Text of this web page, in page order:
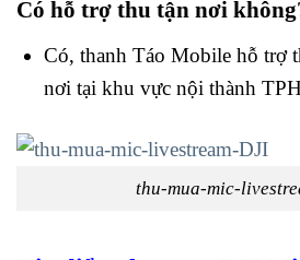
Có hỗ trợ thu tận nơi
Có, thanh Táo Mobile hỗ trợ
nơi tại khu vực nội thành
thu-mua-mic-